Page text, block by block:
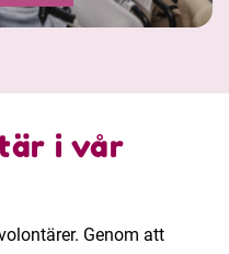
i vår
Genom att